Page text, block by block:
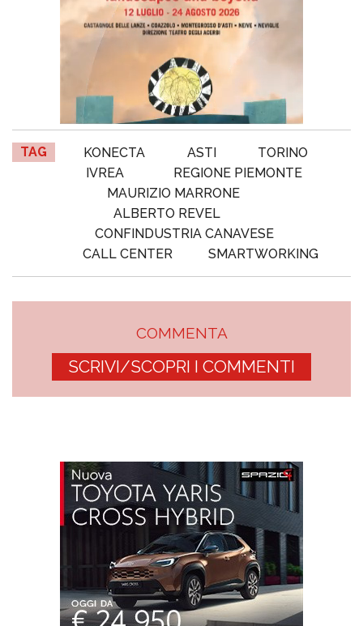
TAG KONECTA ASTI
TORINO
IVREA
REGIONE PIEMONTE
MAURIZIO MARRONE
ALBERTO REVEL
CONFINDUSTRIA CANAVESE
CALL CENTER
SMARTWORKING
COMMENTA
SCRIVI/SCOPRI I COMMENTI